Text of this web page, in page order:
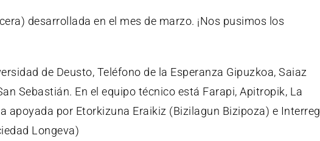
desarrollada en el mes de marzo. ¡Nos pusimos los
de Deusto, Teléfono de la Esperanza Gipuzkoa, Saiaz
Sebastián. En el equipo técnico está Farapi, Apitropik, La
apoyada por Etorkizuna Eraikiz (Bizilagun Bizipoza) e Interreg
Longeva)